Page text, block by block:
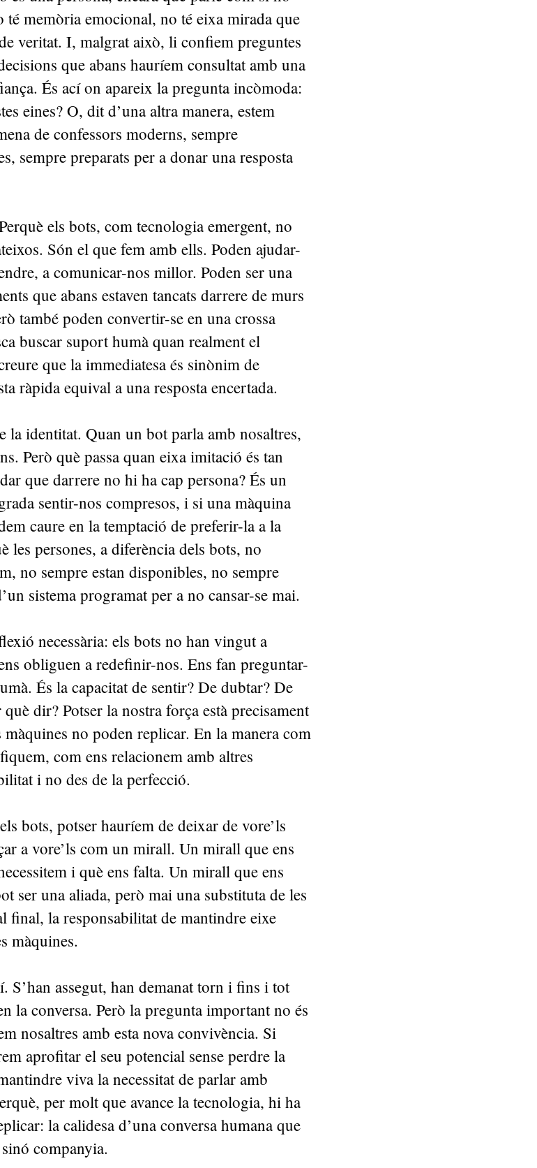
té memòria emocional, no té eixa mirada que
veritat. I, malgrat això, li confiem preguntes
que abans hauríem consultat amb una
És ací on apareix la pregunta incòmoda:
eines? O, dit d’una altra manera, estem
de confessors moderns, sempre
sempre preparats per a donar una resposta
els bots, com tecnologia emergent, no
Són el que fem amb ells. Poden ajudar-
a comunicar-nos millor. Poden ser una
que abans estaven tancats darrere de murs
també poden convertir-se en una crossa
buscar suport humà quan realment el
que la immediatesa és sinònim de
ràpida equival a una resposta encertada.
la identitat. Quan un bot parla amb nosaltres,
Però què passa quan eixa imitació és tan
que darrere no hi ha cap persona? És un
sentir-nos compresos, i si una màquina
caure en la temptació de preferir-la a la
les persones, a diferència dels bots, no
no sempre estan disponibles, no sempre
sistema programat per a no cansar-se mai.
necessària: els bots no han vingut a
obliguen a redefinir-nos. Ens fan preguntar-
És la capacitat de sentir? De dubtar? De
dir? Potser la nostra força està precisament
no poden replicar. En la manera com
com ens relacionem amb altres
i no des de la perfecció.
bots, potser hauríem de deixar de vore’ls
a vore’ls com un mirall. Un mirall que ens
i què ens falta. Un mirall que ens
ser una aliada, però mai una substituta de les
final, la responsabilitat de mantindre eixe
màquines.
S’han assegut, han demanat torn i fins i tot
la conversa. Però la pregunta important no és
nosaltres amb esta nova convivència. Si
aprofitar el seu potencial sense perdre la
viva la necessitat de parlar amb
per molt que avance la tecnologia, hi ha
la calidesa d’una conversa humana que
companyia.